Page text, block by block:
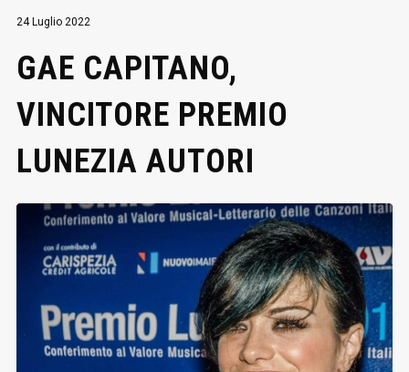
24 Luglio 2022
GAE CAPITANO,
VINCITORE PREMIO
LUNEZIA AUTORI